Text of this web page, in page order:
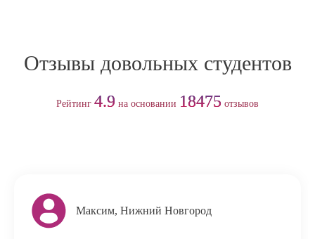
Отзывы довольных студентов
Рейтинг 4.9 на основании 18475 отзывов
Максим, Нижний Новгород